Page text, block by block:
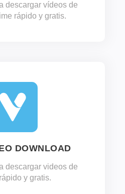
descargar vídeos de
rápido y gratis.
DOWNLOAD
descargar videos de
y gratis.